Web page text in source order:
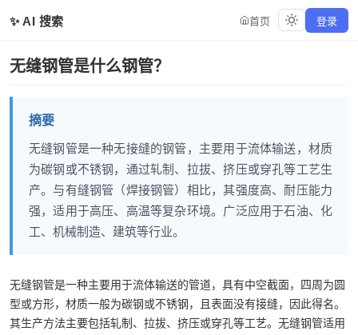
✨ AI 搜索 首页 登录
无缝钢管是什么钢管？
摘要
无缝钢管是一种无接缝的钢管，主要用于流体输送，材质
为碳钢或不锈钢，通过轧制、拉拔、挤压或穿孔等工艺生
产。与有缝钢管（焊接钢管）相比，其强度高、耐压能力
强，适用于高压、高温等复杂环境。广泛应用于石油、化
工、机械制造、建筑等行业。
无缝钢管是一种主要用于流体输送的管道，具有中空截面，四周为圆
型或方形，材质一般为碳钢或不锈钢，且表面没有接缝，因此得名。
其生产方法主要包括轧制、拉拔、挤压或穿孔等工艺。无缝钢管适用